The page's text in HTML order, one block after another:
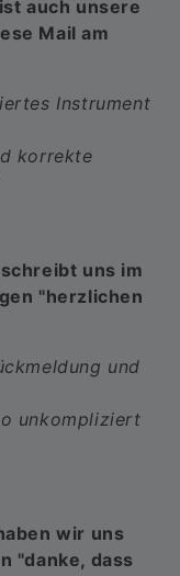
auch unsere
Mail am
Instrument
korrekte
uns im
"herzlichen
und
unkompliziert
wir uns
"danke, dass